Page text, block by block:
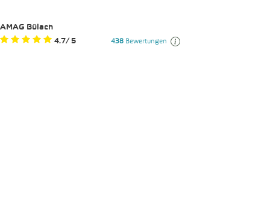
AMAG Bülach
4.7/ 5 438 Bewertungen